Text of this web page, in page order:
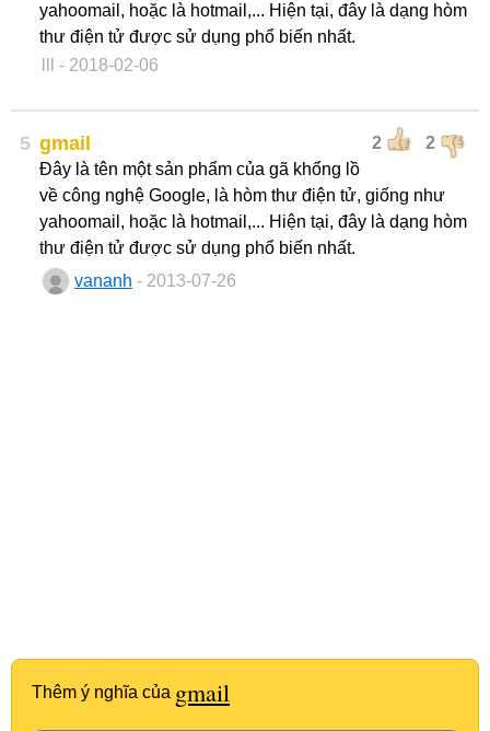
yahoomail, hoặc là hotmail,... Hiện tại, đây là dạng hòm
thư điện tử được sử dụng phổ biến nhất.
- 2018-02-06
5 2 2
gmail
Đây là tên một sản phẩm của gã khổng lồ
về công nghệ Google, là hòm thư điện tử, giống như
yahoomail, hoặc là hotmail,... Hiện tại, đây là dạng hòm
thư điện tử được sử dụng phổ biến nhất.
vananh - 2013-07-26
Thêm ý nghĩa của gmail